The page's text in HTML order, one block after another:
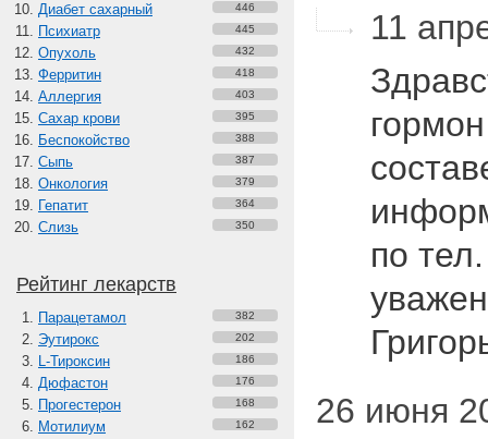
Диабет сахарный 446
Психиатр 445
Опухоль 432
Ферритин 418
Аллергия 403
Сахар крови 395
Беспокойство 388
Сыпь 387
Онкология 379
Гепатит 364
Слизь 350
Рейтинг лекарств
Парацетамол 382
Эутирокс 202
L-Тироксин 186
Дюфастон 176
Прогестерон 168
Мотилиум 162
11
по
26 июня